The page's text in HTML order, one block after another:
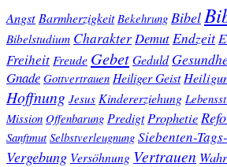
Angst Barmherzigkeit Bekehrung Bibel
Bibelstudium Charakter Demut Endzeit
Freiheit Freude GebetGeduld
Gnade Gottvertrauen Heiliger Geist
Hoffnung Jesus Kindererziehung
Mission Offenbarung Predigt Prophetie
Sanftmut Selbstverleugnung Siebenten-
Vergebung Versöhnung Vertrauen